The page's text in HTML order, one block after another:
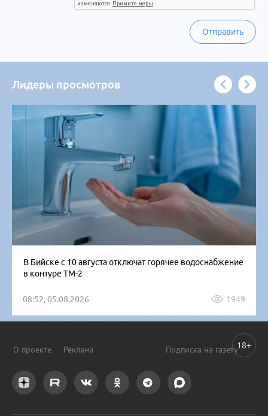
Отправить
Лидеры просмотров
В Бийске с 10 августа отключат горячее водоснабжение
в контуре ТМ-2
08:52, 05.08.2026 1949
О проекте Реклама Подписка на газету18+